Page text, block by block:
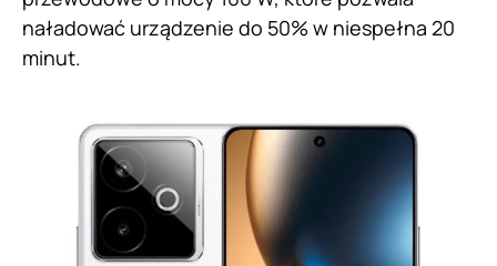
naładować urządzenie do 50% w niespełna 20
minut.